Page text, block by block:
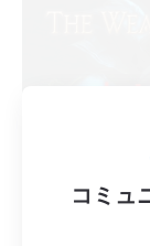
コミュ